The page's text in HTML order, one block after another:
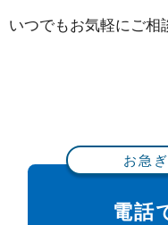
いつでもお気軽にご相
お急
電話